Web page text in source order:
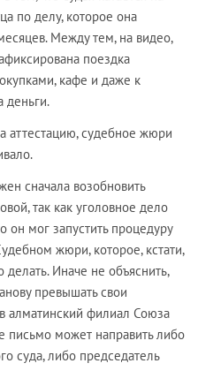
по делу, которое она
Между тем, на видео,
поездка
кафе и даже к
деньги.
аттестацию, судебное жюри
сначала возобновить
так как уголовное дело
он мог запустить процедуру
жюри, которое, кстати,
делать. Иначе не объяснить,
превышать свои
алматинский филиал Союза
письмо может направить либо
суда, либо председатель